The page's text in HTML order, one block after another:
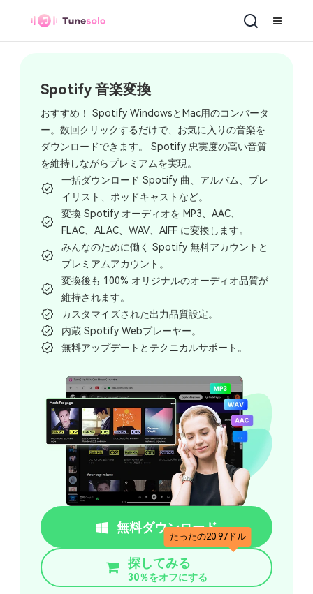
Spotify 音楽変換
Spotify 音楽変換
おすすめ！ Spotify WindowsとMac用のコンバータ
ー。数回クリックするだけで、お気に入りの音楽を
ダウンロードできます。 Spotify 忠実度の高い音質
を維持しながらプレミアムを実現。
一括ダウンロード Spotify 曲、アルバム、プレ
イリスト、ポッドキャストなど。
変換 Spotify オーディオを MP3、AAC、
FLAC、ALAC、WAV、AIFF に変換します。
みんなのために働く Spotify 無料アカウントと
プレミアムアカウント。
変換後も 100% オリジナルのオーディオ品質が
維持されます。
カスタマイズされた出力品質設定。
内蔵 Spotify Webプレーヤー。
無料アップデートとテクニカルサポート。
無料ダウンロード
探してみる
30％をオフにする
たったの20.97ドル